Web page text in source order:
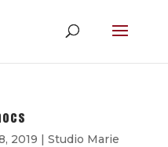
2019 | Studio Marie